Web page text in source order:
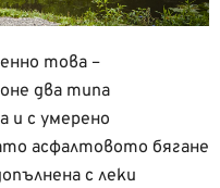
това –
два типа
и с умерено
асфалтовото бягане
с леки